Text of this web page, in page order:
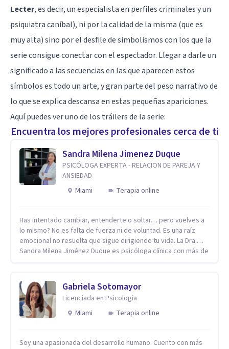
Lecter, es decir, un especialista en perfiles criminales y un
psiquiatra caníbal), ni por la calidad de la misma (que es
muy alta) sino por el desfile de simbolismos con los que la
serie consigue conectar con el espectador. Llegar a darle un
significado a las secuencias en las que aparecen estos
símbolos es todo un arte, y gran parte del peso narrativo de
lo que se explica descansa en estas pequeñas apariciones.
Aquí puedes ver uno de los tráilers de la serie:
Encuentra los mejores profesionales cerca de ti
Sandra Milena Jimenez Duque
PSICÓLOGA EXPERTA - RELACION DE PAREJA Y
ANSIEDAD
Miami
Terapia online
Has intentado cambiar, entenderte o soltar… pero vuelves a
lo mismo? No es falta de fuerza ni de voluntad. Es una raíz
emocional no resuelta que sigue dirigiendo tu vida. La Dra.
Sandra Milena Jiménez Duque es psicóloga clínica con más de
ansiedad, la baja autoestima, la dependencia emocional y los
conflictos de pareja. Ha trabajado con pacientes en
diferentes países, acompañando procesos complejos. Su
enfoque terapéutico se diferencia por una premisa clara: no
sistema emocional, reprocesamiento de heridas de la
Gabriela Sotomayor
Licenciada en Psicologia
Miami
Terapia online
Soy una apasionada del desarrollo humano. Cuento con más